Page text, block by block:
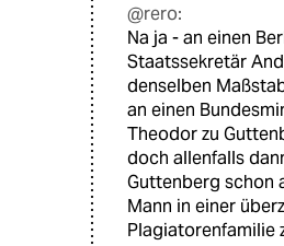
@rero:
Na ja - an einen
Staatssekretär
denselben
an einen
Theodor zu
doch allenfalls
Guttenberg schon
Mann in einer
Plagiatorenfamilie